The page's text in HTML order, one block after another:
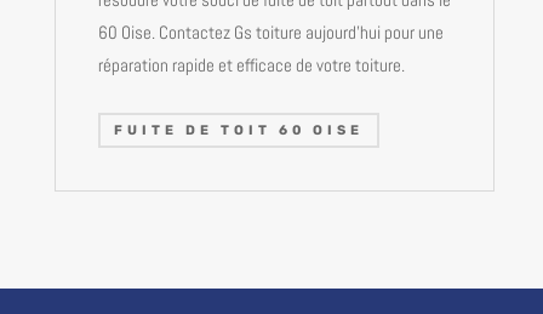
60 Oise. Contactez Gs toiture aujourd’hui pour une
réparation rapide et efficace de votre toiture.
FUITE DE TOIT 60 OISE